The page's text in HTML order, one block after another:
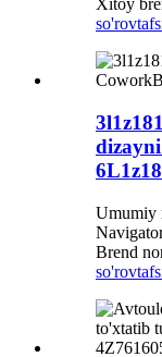
Xitoy
so'rov
Umumiy
Brend
so'rov